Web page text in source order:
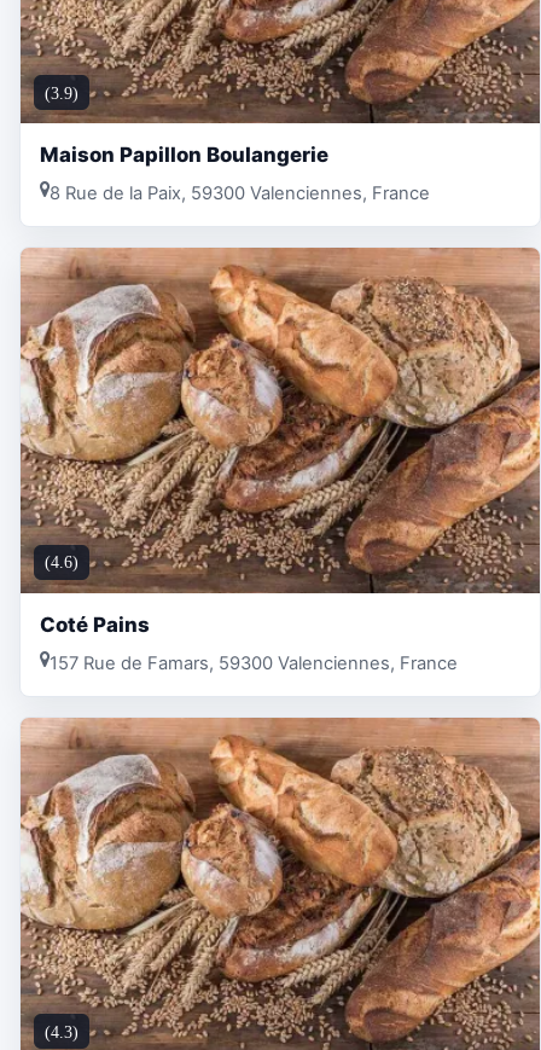
(3.9)
Maison Papillon Boulangerie
8 Rue de la Paix, 59300 Valenciennes, France
(4.6)
Coté Pains
157 Rue de Famars, 59300 Valenciennes, France
(4.3)